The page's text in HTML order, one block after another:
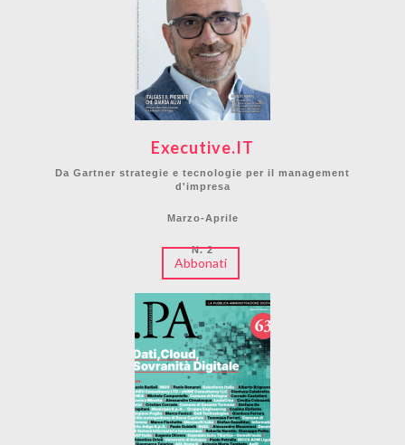
Executive.IT
Da Gartner strategie e tecnologie per il management
d'impresa
Marzo-Aprile
N. 2
Abbonati